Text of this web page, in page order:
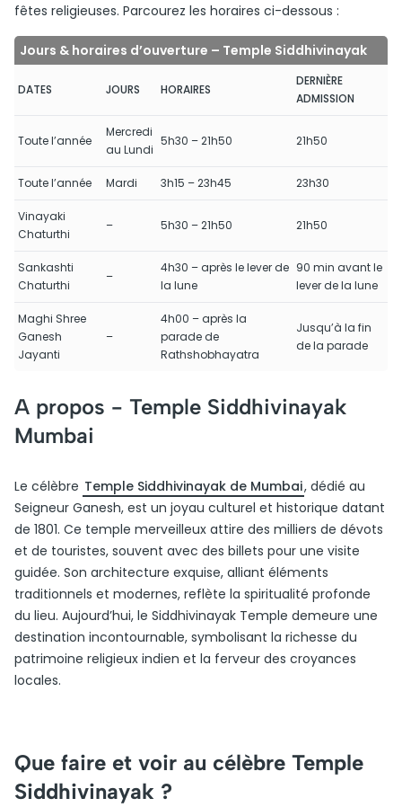
fêtes religieuses. Parcourez les horaires ci-dessous :
Jours & horaires d’ouverture – Temple Siddhivinayak
DATES JOURS HORAIRES
DERNIÈRE
ADMISSION
Toute l’année
Mercredi
au Lundi
5h30 – 21h50 21h50
Toute l’année Mardi 3h15 – 23h45 23h30
Vinayaki
Chaturthi
– 5h30 – 21h50 21h50
Sankashti
Chaturthi
–
4h30 – après le lever de
la lune
90 min avant le
lever de la lune
Maghi Shree
Ganesh
Jayanti
–
4h00 – après la
parade de
Rathshobhayatra
Jusqu’à la fin
de la parade
A propos - Temple Siddhivinayak
Mumbai
Le célèbre Temple Siddhivinayak de Mumbai, dédié au
Seigneur Ganesh, est un joyau culturel et historique datant
de 1801. Ce temple merveilleux attire des milliers de dévots
et de touristes, souvent avec des billets pour une visite
guidée. Son architecture exquise, alliant éléments
traditionnels et modernes, reflète la spiritualité profonde
du lieu. Aujourd’hui, le Siddhivinayak Temple demeure une
destination incontournable, symbolisant la richesse du
patrimoine religieux indien et la ferveur des croyances
locales.
Que faire et voir au célèbre Temple
Siddhivinayak ?